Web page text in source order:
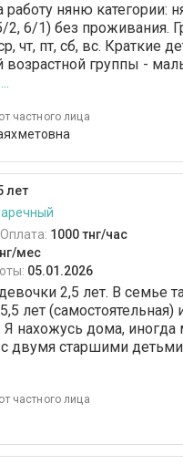
няню категории:
2, 6/1) без проживания.
чт, пт, сб, вс. Краткие
возрастной группы -
частного лица
лет
Оплата: 1000 тнг/час
мес
05.01.2026
2,5 лет. В семье
лет
Я нахожусь дома, иногда
двумя старшими детьми
частного лица